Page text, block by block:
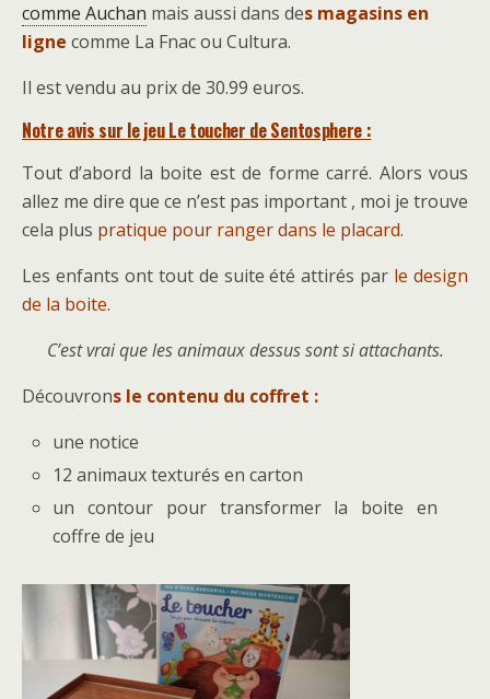
comme Auchan mais aussi dans des magasins en
ligne comme La Fnac ou Cultura.
Il est vendu au prix de 30.99 euros.
Notre avis sur le jeu Le toucher de Sentosphere :
Tout d’abord la boite est de forme carré. Alors vous
allez me dire que ce n’est pas important , moi je trouve
cela plus pratique pour ranger dans le placard.
Les enfants ont tout de suite été attirés par le design
de la boite.
C’est vrai que les animaux dessus sont si attachants.
Découvrons le contenu du coffret :
une notice
12 animaux texturés en carton
un contour pour transformer la boite en
coffre de jeu